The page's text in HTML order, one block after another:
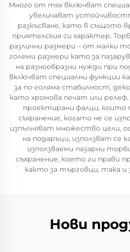
Много от тях включват
увеличават
разкъсване, като в същото
приятелския си характер.
различни размери – от малки
големи размери като за
на разнообразни нужди при
включват специални функции
за по-голяма стабилност,
като хромова печат или
проектирани фалци, които
съхранение, когато не се
изпълняват множество цели,
на подаръци, използват се
използваеми пазарни
съхранение, което ги прави
както за търговци, така
Нови